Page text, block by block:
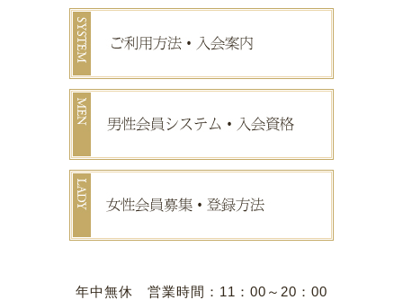
年中無休 営業時間：11：00～20：00